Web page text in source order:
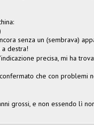
senza un (sembrava)
destra!
precisa, mi ha
che con problemi
grossi, e non essendo lì